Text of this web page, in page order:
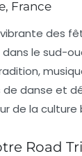
France
des
le sud-
de danse et
de la culture
Road